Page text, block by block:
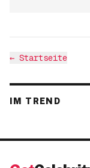
← Startseite
IM TREND